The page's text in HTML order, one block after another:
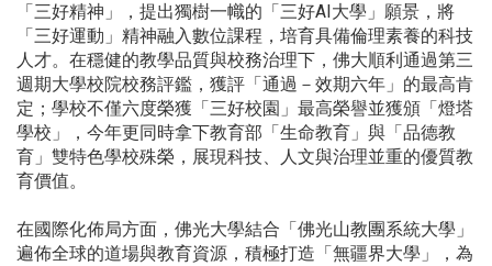
「三好精神」，提出獨樹一幟的「三好AI大學」願景，將
「三好運動」精神融入數位課程，培育具備倫理素養的科技
人才。在穩健的教學品質與校務治理下，佛大順利通過第三
週期大學校院校務評鑑，獲評「通過－效期六年」的最高肯
定；學校不僅六度榮獲「三好校園」最高榮譽並獲頒「燈塔
學校」，今年更同時拿下教育部「生命教育」與「品德教
育」雙特色學校殊榮，展現科技、人文與治理並重的優質教
育價值。
在國際化佈局方面，佛光大學結合「佛光山教團系統大學」
遍佈全球的道場與教育資源，積極打造「無疆界大學」，為